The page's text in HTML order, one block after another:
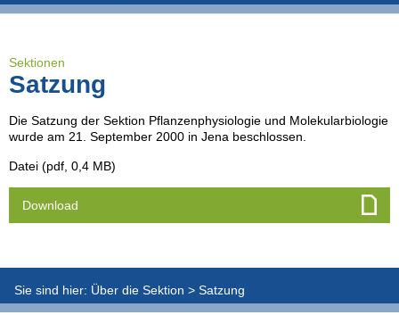
Sektionen
Satzung
Die Satzung der Sektion Pflanzenphysiologie und Molekularbiologie
wurde am 21. September 2000 in Jena beschlossen.
Datei (pdf, 0,4 MB)
Download
Sie sind hier: Über die Sektion > Satzung